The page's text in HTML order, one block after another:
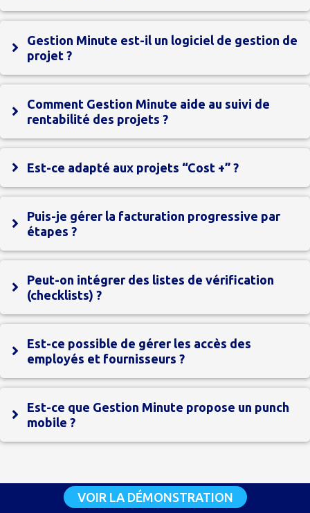
Gestion Minute est-il un logiciel de gestion de
projet ?
Comment Gestion Minute aide au suivi de
rentabilité des projets ?
Est-ce adapté aux projets “Cost +” ?
Puis-je gérer la facturation progressive par
étapes ?
Peut-on intégrer des listes de vérification
(checklists) ?
Est-ce possible de gérer les accès des
employés et fournisseurs ?
Est-ce que Gestion Minute propose un punch
mobile ?
VOIR LA DÉMONSTRATION